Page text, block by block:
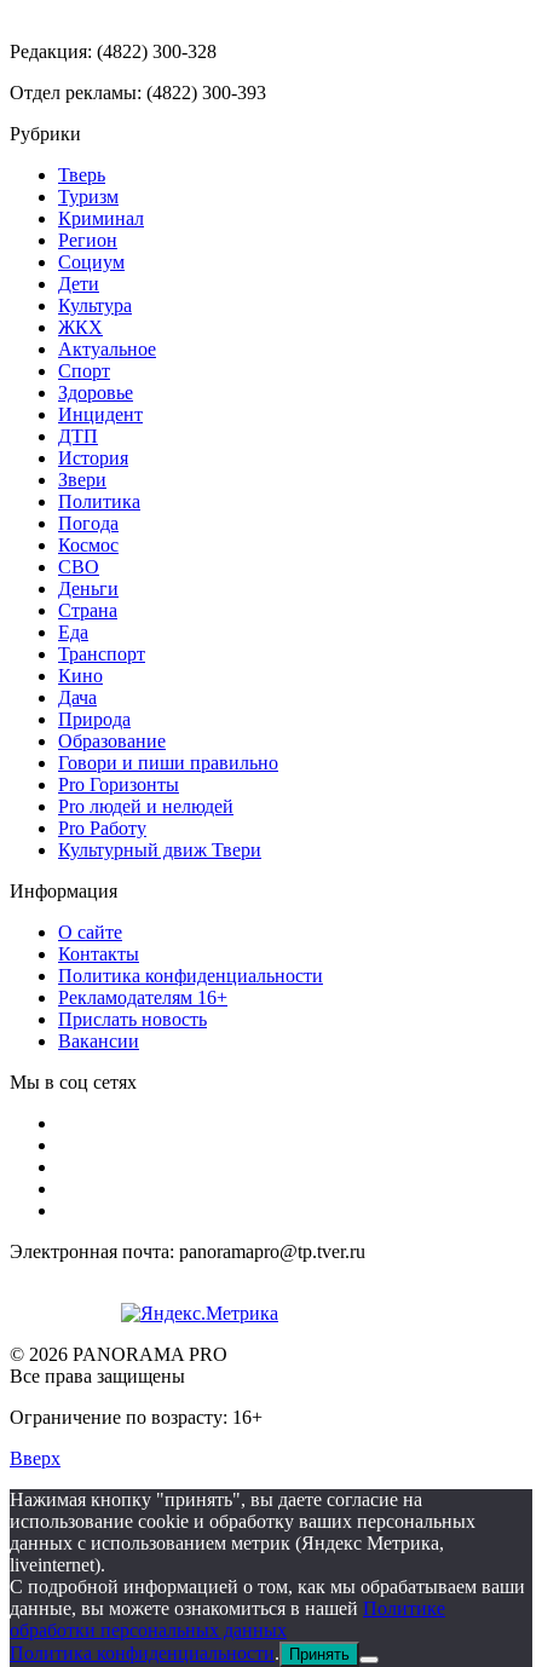
Редакция: (4822) 300-328
Отдел рекламы: (4822) 300-393
Рубрики
Тверь
Туризм
Криминал
Регион
Социум
Дети
Культура
ЖКХ
Актуальное
Спорт
Здоровье
Инцидент
ДТП
История
Звери
Политика
Погода
Космос
СВО
Деньги
Страна
Еда
Транспорт
Кино
Дача
Природа
Образование
Говори и пиши правильно
Pro Горизонты
Pro людей и нелюдей
Pro Работу
Культурный движ Твери
Информация
О сайте
Контакты
Политика конфиденциальности
Рекламодателям 16+
Прислать новость
Вакансии
Мы в соц сетях
Электронная почта: panoramapro@tp.tver.ru
© 2026 PANORAMA PRO
Все права защищены
Ограничение по возрасту: 16+
Вверх
Нажимая кнопку "принять", вы даете согласие на
использование cookie и обработку ваших персональных
данных с использованием метрик (Яндекс Метрика,
liveinternet).
С подробной информацией о том, как мы обрабатываем ваши
данные, вы можете ознакомиться в нашей Политике
обработки персональных данных
Политика конфиденциальности. Принять